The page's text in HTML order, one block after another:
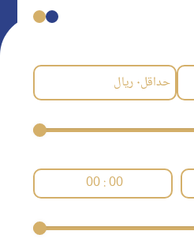
حداقل۰ریال
00 : 00